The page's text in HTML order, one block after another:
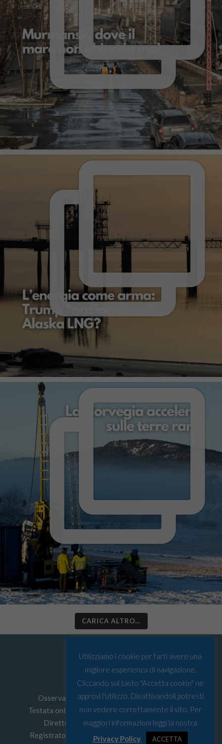
CARICA ALTRO…
Osservatorio Artico © Tutti i diritti riservati
Testata online edita daMust srlP.I: 03067590103
Direttore Responsabile: Leonardo Parigi
Registrato presso Tribunale di Genova n° 4/2022
Utilizziamo i cookie per farti avere una
migliore esperienza di navigazione.
Cliccando sul tasto "Accetta cookie" ne
approvi l'utilizzo. Disattivandoli potresti
non vedere correttamente il sito. Per
maggiori informazioni leggi la nostra
Privacy Policy. ACCETTA